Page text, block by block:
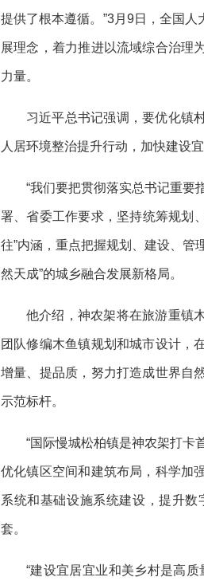
提供了根本遵循。”3月9日，全国
展理念，着力推进以流域综合治理
力量。
习近平总书记强调，要优化镇
人居环境整治提升行动，加快建设
“我们要把贯彻落实总书记重要
署、省委工作要求，坚持统筹规划
往”内涵，重点把握规划、建设、管
然天成”的城乡融合发展新格局。
他介绍，神农架将在旅游重镇
团队修编木鱼镇规划和城市设计，
增量、提品质，努力打造成世界自
示范标杆。
“国际慢城松柏镇是神农架打卡
优化镇区空间和建筑布局，科学加
系统和基础设施系统建设，提升
套。
“建设宜居宜业和美乡村是高